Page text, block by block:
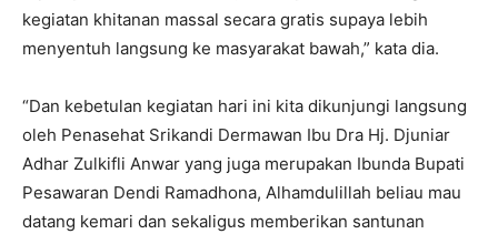
kegiatan khitanan massal secara gratis supaya lebih
menyentuh langsung ke masyarakat bawah,” kata dia.
“Dan kebetulan kegiatan hari ini kita dikunjungi langsung
oleh Penasehat Srikandi Dermawan Ibu Dra Hj. Djuniar
Adhar Zulkifli Anwar yang juga merupakan Ibunda Bupati
Pesawaran Dendi Ramadhona, Alhamdulillah beliau mau
datang kemari dan sekaligus memberikan santunan